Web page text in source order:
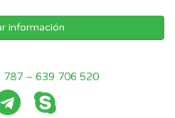
información
787 – 639 706 520